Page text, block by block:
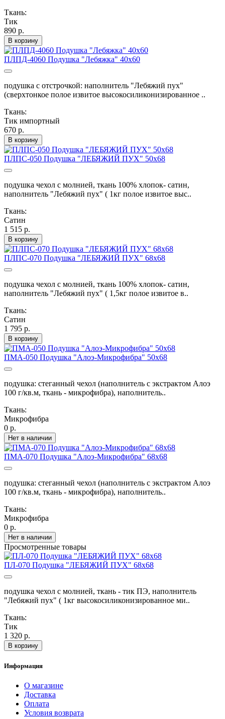
Ткань:
Тик
890 р.
В корзину
ПЛПД-4060 Подушка "Лебяжка" 40х60
подушка с отстрочкой: наполнитель "Лебяжий пух"
(сверхтонкое полое извитое высокосиликонизированное ..
Ткань:
Тик импортный
670 р.
В корзину
ПЛПС-050 Подушка "ЛЕБЯЖИЙ ПУХ" 50х68
подушка чехол с молнией, ткань 100% хлопок- сатин,
наполнитель "Лебяжий пух" ( 1кг полое извитое выс..
Ткань:
Сатин
1 515 р.
В корзину
ПЛПС-070 Подушка "ЛЕБЯЖИЙ ПУХ" 68х68
подушка чехол с молнией, ткань 100% хлопок- сатин,
наполнитель "Лебяжий пух" ( 1,5кг полое извитое в..
Ткань:
Сатин
1 795 р.
В корзину
ПМА-050 Подушка "Алоэ-Микрофибра" 50х68
подушка: стеганный чехол (наполнитель с экстрактом Алоэ
100 г/кв.м, ткань - микрофибра), наполнитель..
Ткань:
Микрофибра
0 р.
Нет в наличии
ПМА-070 Подушка "Алоэ-Микрофибра" 68х68
подушка: стеганный чехол (наполнитель с экстрактом Алоэ
100 г/кв.м, ткань - микрофибра), наполнитель..
Ткань:
Микрофибра
0 р.
Нет в наличии
Просмотренные товары
ПЛ-070 Подушка "ЛЕБЯЖИЙ ПУХ" 68х68
подушка чехол с молнией, ткань - тик ПЭ, наполнитель
"Лебяжий пух" ( 1кг высокосиликонизированное ми..
Ткань:
Тик
1 320 р.
В корзину
Информация
О магазине
Доставка
Оплата
Условия возврата